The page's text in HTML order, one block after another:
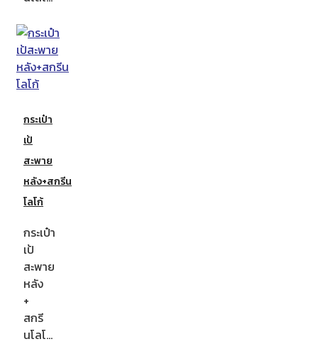
กระเป๋า
เป้
สะพาย
หลัง+สกรีน
โลโก้
กระเป๋า
เป้
สะพาย
หลัง
+
สกรี
นโลโ…